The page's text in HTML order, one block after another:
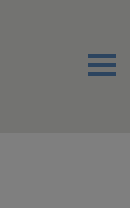
Menu